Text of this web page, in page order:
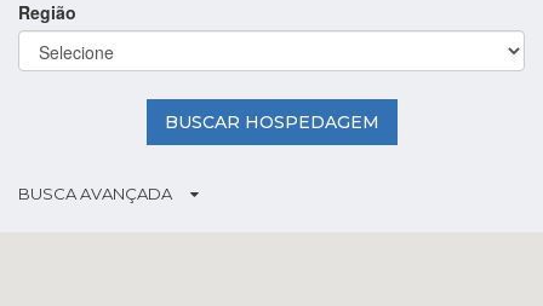
Região
BUSCAR HOSPEDAGEM
BUSCA AVANÇADA